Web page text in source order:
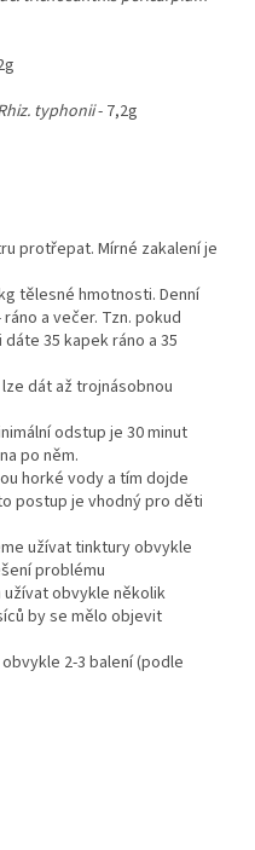
typhonii- 7,2g
protřepat. Mírné zakalení je
tělesné hmotnosti. Denní
a večer. Tzn. pokud
35 kapek ráno a 35
dát až trojnásobnou
odstup je 30 minut
po něm.
horké vody a tím dojde
postup je vhodný pro děti
užívat tinktury obvykle
problému
obvykle několik
by se mělo objevit
2-3 balení (podle